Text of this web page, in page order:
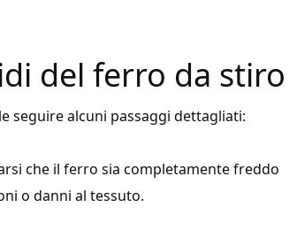
del ferro da stiro
seguire alcuni passaggi dettagliati:
che il ferro sia completamente freddo
o danni al tessuto.